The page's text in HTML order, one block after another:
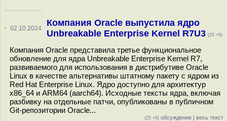
· 02.10.2024
Компания Oracle выпустила ядро
Unbreakable Enterprise Kernel R7U3 (25 +9)
Компания Oracle представила третье функциональное
обновление для ядра Unbreakable Enterprise Kernel R7,
развиваемого для использования в дистрибутиве Oracle
Linux в качестве альтернативы штатному пакету с ядром из
Red Hat Enterprise Linux. Ядро доступно для архитектур
x86_64 и ARM64 (aarch64). Исходные тексты ядра, включая
разбивку на отдельные патчи, опубликованы в публичном
Git-репозитории Oracle...
(25 +9) обсуждение | весь текст